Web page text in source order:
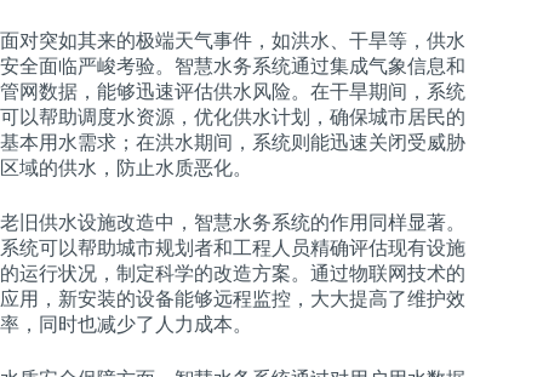
面对突如其来的极端天气事件，如洪水、干旱等，供水
安全面临严峻考验。智慧水务系统通过集成气象信息和
管网数据，能够迅速评估供水风险。在干旱期间，系统
可以帮助调度水资源，优化供水计划，确保城市居民的
基本用水需求；在洪水期间，系统则能迅速关闭受威胁
区域的供水，防止水质恶化。
老旧供水设施改造中，智慧水务系统的作用同样显著。
系统可以帮助城市规划者和工程人员精确评估现有设施
的运行状况，制定科学的改造方案。通过物联网技术的
应用，新安装的设备能够远程监控，大大提高了维护效
率，同时也减少了人力成本。